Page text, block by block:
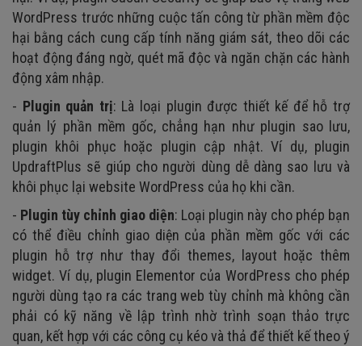
WordPress trước những cuộc tấn công từ phần mềm độc
hại bằng cách cung cấp tính năng giám sát, theo dõi các
hoạt động đáng ngờ, quét mã độc và ngăn chặn các hành
động xâm nhập.
- Plugin quản trị: Là loại plugin được thiết kế để hỗ trợ
quản lý phần mềm gốc, chẳng hạn như plugin sao lưu,
plugin khôi phục hoặc plugin cập nhật. Ví dụ, plugin
UpdraftPlus sẽ giúp cho người dùng dễ dàng sao lưu và
khôi phục lại website WordPress của họ khi cần.
- Plugin tùy chỉnh giao diện: Loại plugin này cho phép bạn
có thể điều chỉnh giao diện của phần mềm gốc với các
plugin hỗ trợ như thay đổi themes, layout hoặc thêm
widget. Ví dụ, plugin Elementor của WordPress cho phép
người dùng tạo ra các trang web tùy chỉnh mà không cần
phải có kỹ năng về lập trình nhờ trình soạn thảo trực
quan, kết hợp với các công cụ kéo và thả để thiết kế theo ý